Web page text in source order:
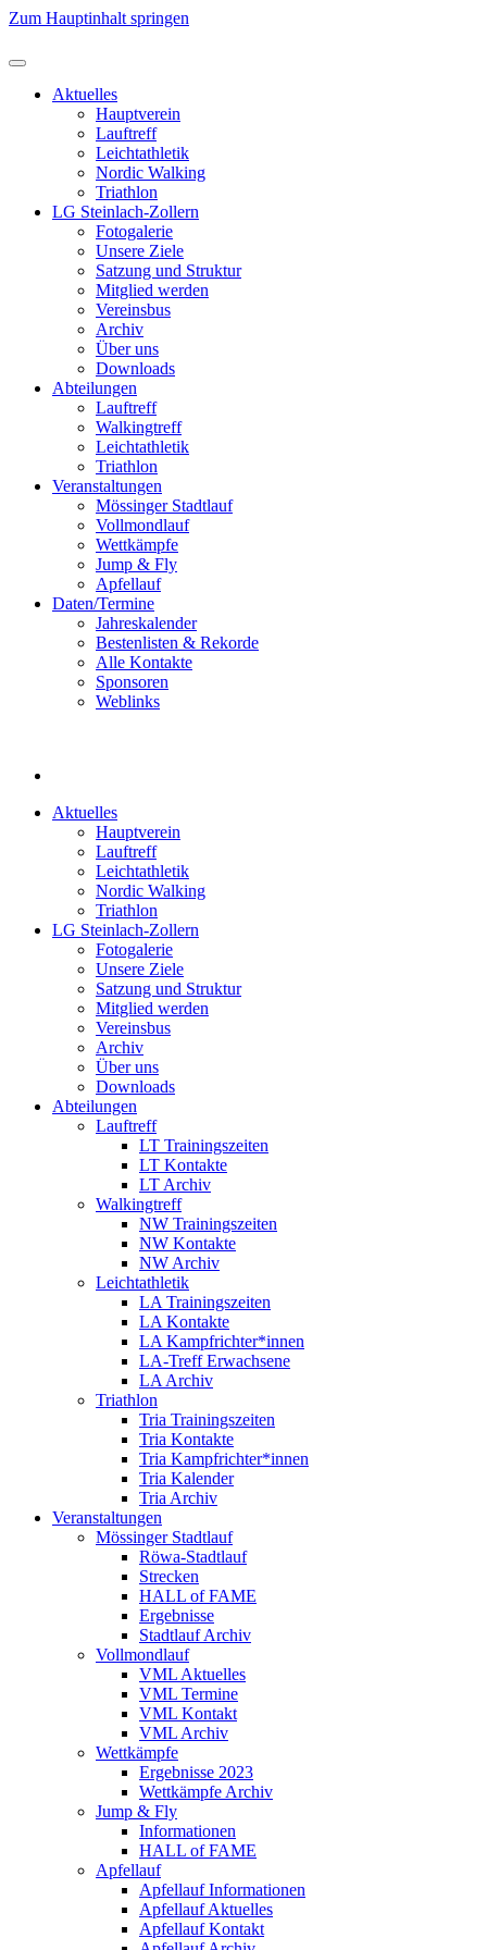
Zum Hauptinhalt springen
Aktuelles
Hauptverein
Lauftreff
Leichtathletik
Nordic Walking
Triathlon
LG Steinlach-Zollern
Fotogalerie
Unsere Ziele
Satzung und Struktur
Mitglied werden
Vereinsbus
Archiv
Über uns
Downloads
Abteilungen
Lauftreff
Walkingtreff
Leichtathletik
Triathlon
Veranstaltungen
Mössinger Stadtlauf
Vollmondlauf
Wettkämpfe
Jump & Fly
Apfellauf
Daten/Termine
Jahreskalender
Bestenlisten & Rekorde
Alle Kontakte
Sponsoren
Weblinks
Aktuelles
Hauptverein
Lauftreff
Leichtathletik
Nordic Walking
Triathlon
LG Steinlach-Zollern
Fotogalerie
Unsere Ziele
Satzung und Struktur
Mitglied werden
Vereinsbus
Archiv
Über uns
Downloads
Abteilungen
Lauftreff
LT Trainingszeiten
LT Kontakte
LT Archiv
Walkingtreff
NW Trainingszeiten
NW Kontakte
NW Archiv
Leichtathletik
LA Trainingszeiten
LA Kontakte
LA Kampfrichter*innen
LA-Treff Erwachsene
LA Archiv
Triathlon
Tria Trainingszeiten
Tria Kontakte
Tria Kampfrichter*innen
Tria Kalender
Tria Archiv
Veranstaltungen
Mössinger Stadtlauf
Röwa-Stadtlauf
Strecken
HALL of FAME
Ergebnisse
Stadtlauf Archiv
Vollmondlauf
VML Aktuelles
VML Termine
VML Kontakt
VML Archiv
Wettkämpfe
Ergebnisse 2023
Wettkämpfe Archiv
Jump & Fly
Informationen
HALL of FAME
Apfellauf
Apfellauf Informationen
Apfellauf Aktuelles
Apfellauf Kontakt